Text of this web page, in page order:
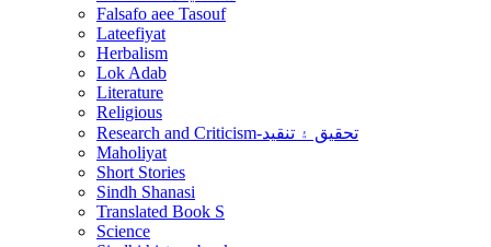
Falsafo aee Tasouf
Lateefiyat
Herbalism
Lok Adab
Literature
Religious
Research and Criticism-تحقيق ۽ تنقيد
Maholiyat
Short Stories
Sindh Shanasi
Translated Book S
Science